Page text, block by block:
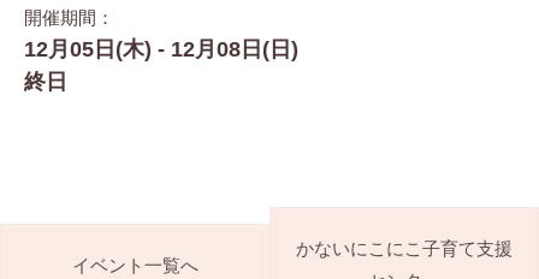
開催期間：
12月05日(木) - 12月08日(日)
終日
イベント一覧へ
かないにこにこ子育て支援